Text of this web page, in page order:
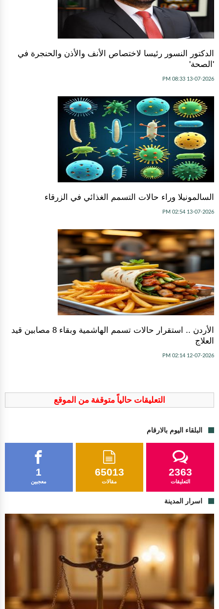
الدكتور النسور رئيسا لاختصاص الأنف والأذن والحنجرة في
'الصحة'
13-07-2026 08:33 PM
السالمونيلا وراء حالات التسمم الغذائي في الزرقاء
13-07-2026 02:54 PM
الأردن .. استقرار حالات تسمم الهاشمية وبقاء 8 مصابين قيد
العلاج
12-07-2026 02:14 PM
التعليقات حالياً متوقفة من الموقع
البلقاء اليوم بالارقام
1
معجبين
65013
مقالات
2363
التعليقات
اسرار المدينة